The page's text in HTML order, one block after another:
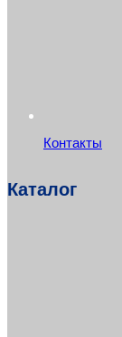
Контакты
Каталог